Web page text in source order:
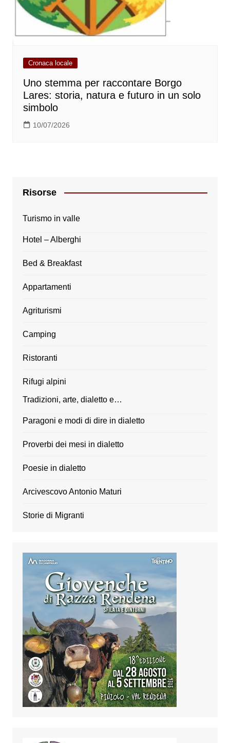
Cronaca locale
Uno stemma per raccontare Borgo
Lares: storia, natura e futuro in un solo
simbolo
10/07/2026
Risorse
Turismo in valle
Hotel – Alberghi
Bed & Breakfast
Appartamenti
Agriturismi
Camping
Ristoranti
Rifugi alpini
Tradizioni, arte, dialetto e…
Paragoni e modi di dire in dialetto
Proverbi dei mesi in dialetto
Poesie in dialetto
Arcivescovo Antonio Maturi
Storie di Migranti